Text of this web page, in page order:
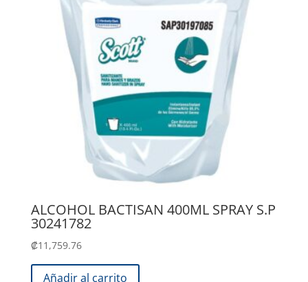
ALCOHOL BACTISAN 400ML SPRAY S.P
30241782
₡11,759.76
Añadir al carrito